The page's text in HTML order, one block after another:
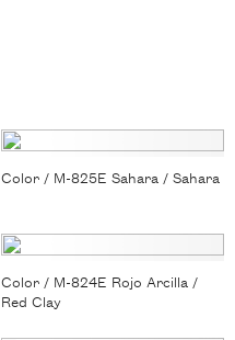
Color / M-825E Sahara / Sahara
Color / M-824E Rojo Arcilla /
Red Clay